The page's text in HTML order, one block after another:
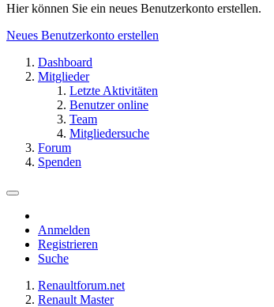
Hier können Sie ein neues Benutzerkonto erstellen.
Neues Benutzerkonto erstellen
Dashboard
Mitglieder
Letzte Aktivitäten
Benutzer online
Team
Mitgliedersuche
Forum
Spenden
Anmelden
Registrieren
Suche
Renaultforum.net
Renault Master